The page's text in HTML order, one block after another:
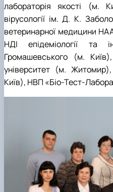
лабораторія якості (м.
вірусології ім. Д. К.
ветеринарної медицини
НДІ епідеміології та
Громашевського (м.
університет (м.
Київ), НВП «Біо-Тест-